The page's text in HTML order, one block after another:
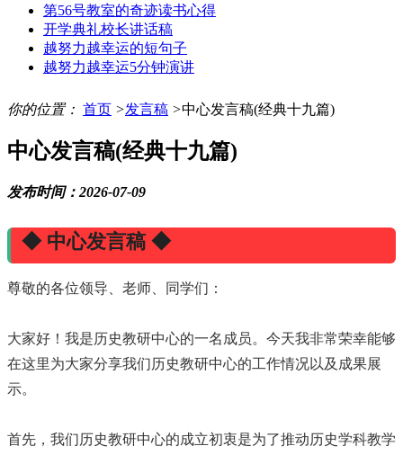
第56号教室的奇迹读书心得
开学典礼校长讲话稿
越努力越幸运的短句子
越努力越幸运5分钟演讲
你的位置： 首页 >发言稿 >中心发言稿(经典十九篇)
中心发言稿(经典十九篇)
发布时间：2026-07-09
◆ 中心发言稿 ◆
尊敬的各位领导、老师、同学们：
大家好！我是历史教研中心的一名成员。今天我非常荣幸能够
在这里为大家分享我们历史教研中心的工作情况以及成果展
示。
首先，我们历史教研中心的成立初衷是为了推动历史学科教学